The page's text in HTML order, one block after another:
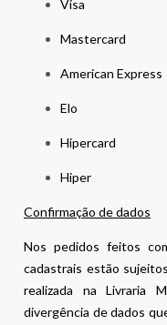
Visa
Mastercard
American Express
Elo
Hipercard
Hiper
Confirmação de dados
Nos pedidos feitos
cadastrais estão
realizada na Livraria
divergência de dados